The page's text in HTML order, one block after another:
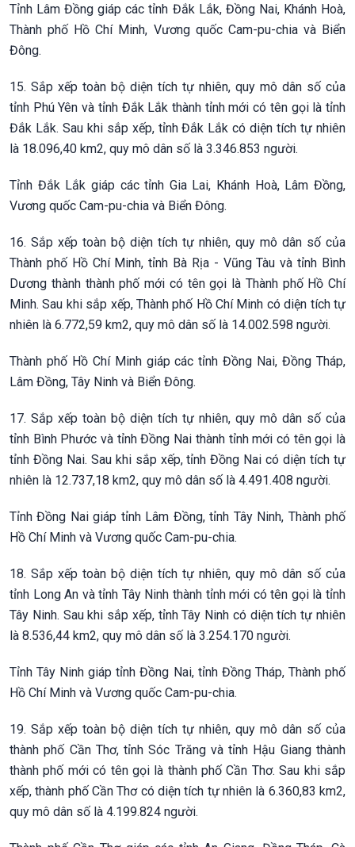
Tỉnh Lâm Đồng giáp các tỉnh Đắk Lắk, Đồng Nai, Khánh Hoà,
Thành phố Hồ Chí Minh, Vương quốc Cam-pu-chia và Biển
Đông.
15. Sắp xếp toàn bộ diện tích tự nhiên, quy mô dân số của
tỉnh Phú Yên và tỉnh Đắk Lắk thành tỉnh mới có tên gọi là tỉnh
Đắk Lắk. Sau khi sắp xếp, tỉnh Đắk Lắk có diện tích tự nhiên
là 18.096,40 km2, quy mô dân số là 3.346.853 người.
Tỉnh Đắk Lắk giáp các tỉnh Gia Lai, Khánh Hoà, Lâm Đồng,
Vương quốc Cam-pu-chia và Biển Đông.
16. Sắp xếp toàn bộ diện tích tự nhiên, quy mô dân số của
Thành phố Hồ Chí Minh, tỉnh Bà Rịa - Vũng Tàu và tỉnh Bình
Dương thành thành phố mới có tên gọi là Thành phố Hồ Chí
Minh. Sau khi sắp xếp, Thành phố Hồ Chí Minh có diện tích tự
nhiên là 6.772,59 km2, quy mô dân số là 14.002.598 người.
Thành phố Hồ Chí Minh giáp các tỉnh Đồng Nai, Đồng Tháp,
Lâm Đồng, Tây Ninh và Biển Đông.
17. Sắp xếp toàn bộ diện tích tự nhiên, quy mô dân số của
tỉnh Bình Phước và tỉnh Đồng Nai thành tỉnh mới có tên gọi là
tỉnh Đồng Nai. Sau khi sắp xếp, tỉnh Đồng Nai có diện tích tự
nhiên là 12.737,18 km2, quy mô dân số là 4.491.408 người.
Tỉnh Đồng Nai giáp tỉnh Lâm Đồng, tỉnh Tây Ninh, Thành phố
Hồ Chí Minh và Vương quốc Cam-pu-chia.
18. Sắp xếp toàn bộ diện tích tự nhiên, quy mô dân số của
tỉnh Long An và tỉnh Tây Ninh thành tỉnh mới có tên gọi là tỉnh
Tây Ninh. Sau khi sắp xếp, tỉnh Tây Ninh có diện tích tự nhiên
là 8.536,44 km2, quy mô dân số là 3.254.170 người.
Tỉnh Tây Ninh giáp tỉnh Đồng Nai, tỉnh Đồng Tháp, Thành phố
Hồ Chí Minh và Vương quốc Cam-pu-chia.
19. Sắp xếp toàn bộ diện tích tự nhiên, quy mô dân số của
thành phố Cần Thơ, tỉnh Sóc Trăng và tỉnh Hậu Giang thành
thành phố mới có tên gọi là thành phố Cần Thơ. Sau khi sắp
xếp, thành phố Cần Thơ có diện tích tự nhiên là 6.360,83 km2,
quy mô dân số là 4.199.824 người.